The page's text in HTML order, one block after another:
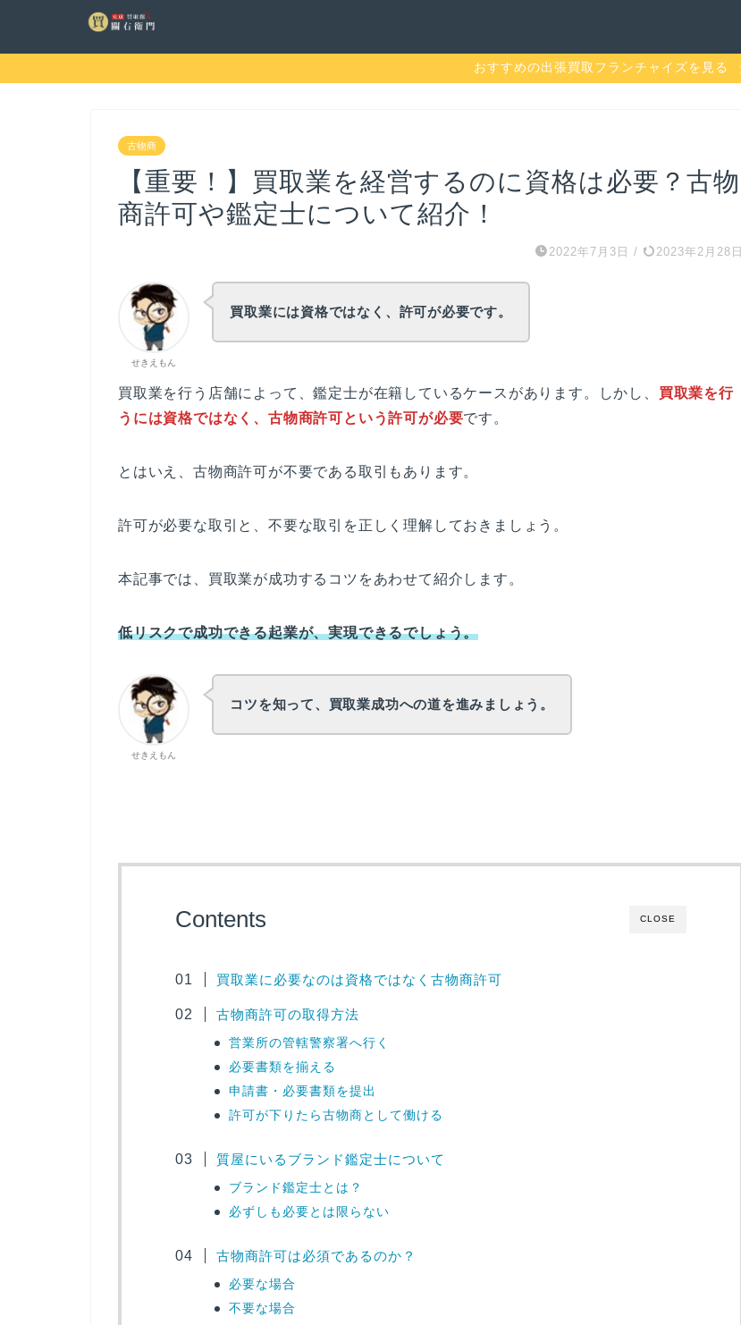
おすすめの出張買取フランチャイズを見る
古物商
【重要！】買取業を経営するのに資格は必要？古物
商許可や鑑定士について紹介！
2022年7月3日 / 2023年2月28日
せきえもん
買取業には資格ではなく、許可が必要です。
買取業を行う店舗によって、鑑定士が在籍しているケースがあります。しかし、 買取業を行
うには資格ではなく、古物商許可という許可が必要です。
とはいえ、古物商許可が不要である取引もあります。
許可が必要な取引と、不要な取引を正しく理解しておきましょう。
本記事では、買取業が成功するコツをあわせて紹介します。
低リスクで成功できる起業が、実現できるでしょう。
せきえもん
コツを知って、買取業成功への道を進みましょう。
CLOSE
Contents
買取業に必要なのは資格ではなく古物商許可
古物商許可の取得方法
営業所の管轄警察署へ行く
必要書類を揃える
申請書・必要書類を提出
許可が下りたら古物商として働ける
質屋にいるブランド鑑定士について
ブランド鑑定士とは？
必ずしも必要とは限らない
古物商許可は必須であるのか？
必要な場合
不要な場合